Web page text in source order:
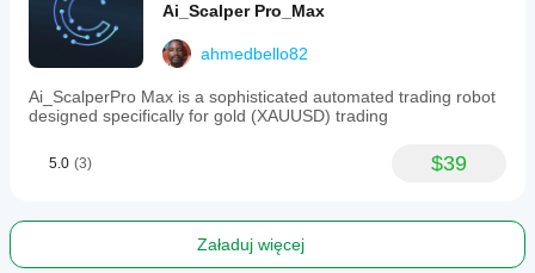
Ai_Scalper Pro_Max
ahmedbello82
Ai_ScalperPro Max is a sophisticated automated trading robot
designed specifically for gold (XAUUSD) trading
5.0 (3) $39
Załaduj więcej